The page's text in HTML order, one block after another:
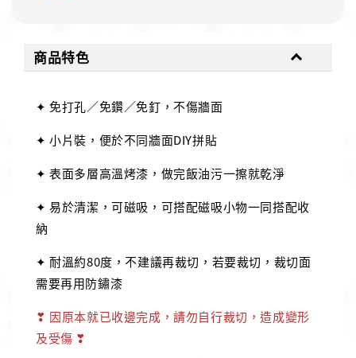
商品特色
✦ 免打孔／免鑽／免釘，不傷牆面
✦ 小片裝，便於不同牆面DIY拼貼
✦ 表面多層高溫烤漆，做完飯油污一擦就乾淨
✦ 易於清潔，可磁吸，可搭配磁吸小物一同搭配收
納
✦ 耐溫約80度，不建議再裁切，若要裁切，裁切面
需要再用防鏽漆
❣ 因原本就已收邊完成，請勿自行裁切，造成變形
及受傷 ❣